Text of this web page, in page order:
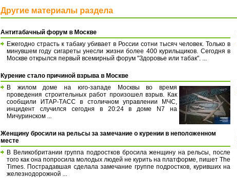
Другие материалы раздела
Антитабачный форум в Москве
Ежегодно страсть к табаку убивает в России сотни тысяч человек. Только в
минувшем году сигареты унесли жизни более 400 курильщиков. Сегодня в
Москве открылся первый всемирный форум "Здоровье или табак". ...
Курение стало причиной взрыва в Москве
В жилом доме на юго-западе Москвы во время
проведения строительных работ произошел взрыв. Как
сообщили ИТАР-ТАСС в столичном управлении МЧС,
инцидент случился сегодня в 20:24 в доме N7 на
Мичуринском ...
Женщину бросили на рельсы за замечание о курении в неположенном
месте
В Великобритании группа подростков бросила женщину на рельсы, после
того как она попросила молодых людей не курить на платформе, пишет The
Times. Пострадавшая сделала замечание группе подростков, куривших на
железнодорожной ...